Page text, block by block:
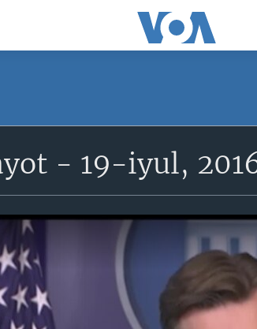
- 19-iyul,